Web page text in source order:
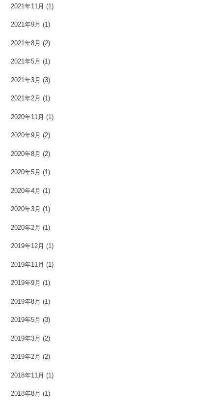
2021年11月 (1)
2021年9月 (1)
2021年8月 (2)
2021年5月 (1)
2021年3月 (3)
2021年2月 (1)
2020年11月 (1)
2020年9月 (2)
2020年8月 (2)
2020年5月 (1)
2020年4月 (1)
2020年3月 (1)
2020年2月 (1)
2019年12月 (1)
2019年11月 (1)
2019年9月 (1)
2019年8月 (1)
2019年5月 (3)
2019年3月 (2)
2019年2月 (2)
2018年11月 (1)
2018年8月 (1)